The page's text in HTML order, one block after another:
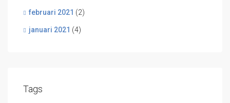
februari 2021 (2)
januari 2021 (4)
Tags